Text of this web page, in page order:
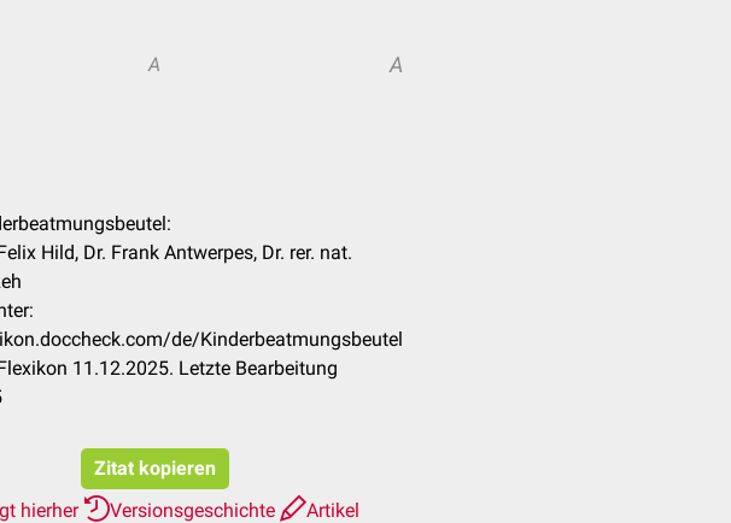
A A
Hild, Dr. Frank Antwerpes, Dr. rer. nat.
de/Kinderbeatmungsbeutel
11.12.2025. Letzte Bearbeitung
Zitat kopieren
hierher
Versionsgeschichte
Artikel